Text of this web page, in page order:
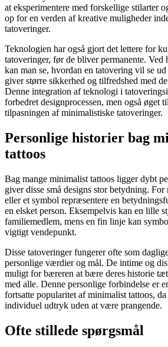
at eksperimentere med forskellige stilarter
op for en verden af kreative muligheder
tatoveringer.
Teknologien har også gjort det lettere for
tatoveringer, før de bliver permanente.
kan man se, hvordan en tatovering vil se
giver større sikkerhed og tilfredshed med
Denne integration af teknologi i
forbedret designprocessen, men også øget
tilpasningen af minimalistiske tatoveringer.
Personlige historier bag
tattoos
Bag mange minimalist tattoos ligger dybt
giver disse små designs stor betydning.
eller et symbol repræsentere en
en elsket person. Eksempelvis kan en lille
familiemedlem, mens en fin linje kan
vigtigt vendepunkt.
Disse tatoveringer fungerer ofte som
personlige værdier og mål. De intime og
muligt for bæreren at bære deres historie
med alle. Denne personlige forbindelse er
fortsatte popularitet af minimalist tattoos,
individuel udtryk uden at være prangende.
Ofte stillede spørgsmål